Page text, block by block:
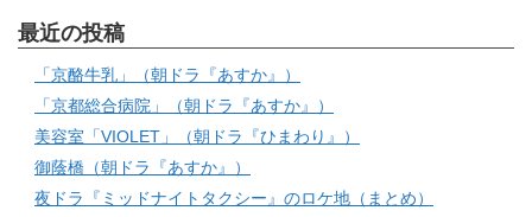
最近の投稿
「京酪牛乳」（朝ドラ『あすか』）
「京都総合病院」（朝ドラ『あすか』）
美容室「VIOLET」（朝ドラ『ひまわり』）
御蔭橋（朝ドラ『あすか』）
夜ドラ『ミッドナイトタクシー』のロケ地（まとめ）